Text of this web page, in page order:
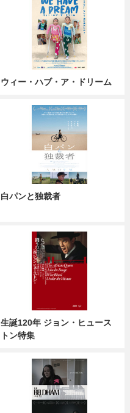
ウィー・ハブ・ア・ドリーム
白パンと独裁者
生誕120年 ジョン・ヒュース
トン特集